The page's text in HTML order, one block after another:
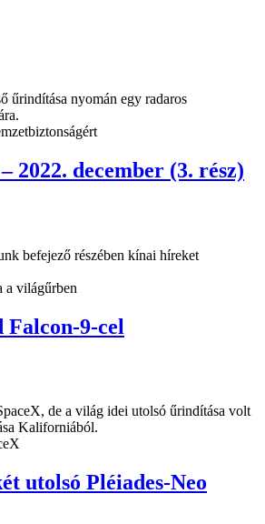
űrindítása nyomán egy radaros
2022. december (3. rész)
befejező részében kínai híreket
a világűrben
9-cel
de a világ idei utolsó űrindítása volt
Kaliforniából.
utolsó Pléiades-Neo